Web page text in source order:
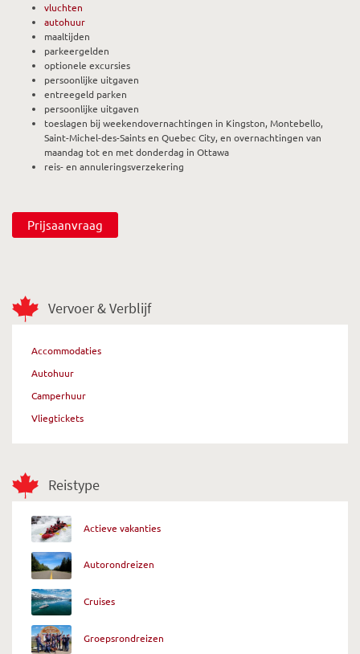
Vervoer & Verblijf
Accommodaties
Autohuur
Camperhuur
Vliegtickets
Reistype
Actieve vakanties
Autorondreizen
Cruises
Groepsrondreizen
vluchten
autohuur
maaltijden
parkeergelden
optionele excursies
persoonlijke uitgaven
entreegeld parken
persoonlijke uitgaven
toeslagen bij weekendovernachtingen in Kingston, Montebello,
Saint-Michel-des-Saints en Quebec City, en overnachtingen van
maandag tot en met donderdag in Ottawa
reis- en annuleringsverzekering
Prijsaanvraag